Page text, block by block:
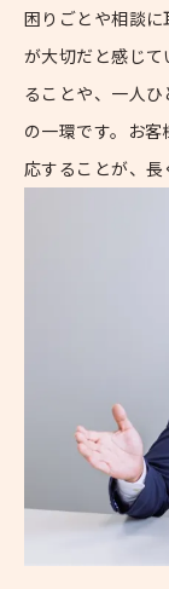
困りごとや相談
が大切だと感じ
ることや、一人
の一環です。お
応することが、長